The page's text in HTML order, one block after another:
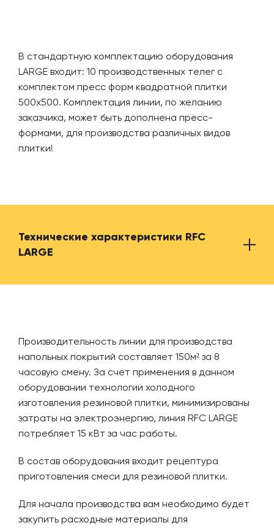
Смеситель для приготовления сырьевой массы
Пресс-форма
Вытяжка
Пульт управления температурой
Весы
Стол для раскладки
Технологический паспорт
В стандартную комплектацию оборудования
LARGE входит: 10 производственных телег с
комплектом пресс форм квадратной плитки
500х500. Комплектация линии, по желанию
заказчика, может быть дополнена пресс-
формами, для производства различных видов
плитки!
Технические характеристики RFC
LARGE
Среднее энергопотребление
Требуемая производственная площадь
Складская площадь
Персонал
Производительность линии для производства
напольных покрытий составляет 150м² за 8
часовую смену. За счет применения в данном
оборудовании технологии холодного
изготовления резиновой плитки, минимизированы
затраты на электроэнергию, линия RFC LARGE
потребляет 15 кВт за час работы.
В состав оборудования входит рецептура
приготовления смеси для резиновой плитки.
Для начала производства вам необходимо будет
закупить расходные материалы для